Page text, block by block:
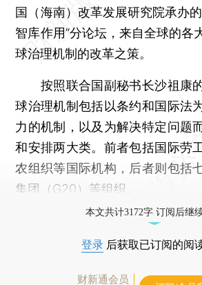
国（海南）改革发展研究院承办
智库作用”分论坛，来自全球的各
球治理机制的改革之策。
按照联合国副秘书长沙祖康
球治理机制包括以条约和国际法
力的机制，以及为解决特定问题
和安排两大类。前者包括国际劳
农组织等国际机构，后者则包括
集团（G20）等组织。
本文共计3172字 订阅后继
登录 后获取已订阅的阅
财新通会员